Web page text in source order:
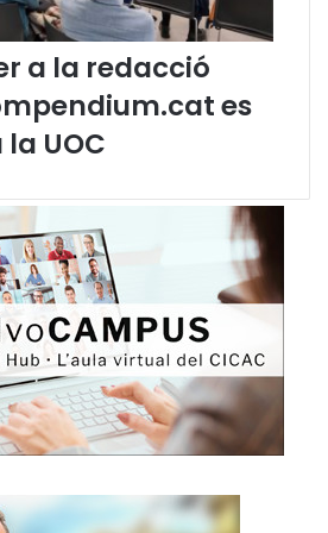
a
b
u
i
o
n
e
t
a
g
l
u
a la redacció
es
UOC